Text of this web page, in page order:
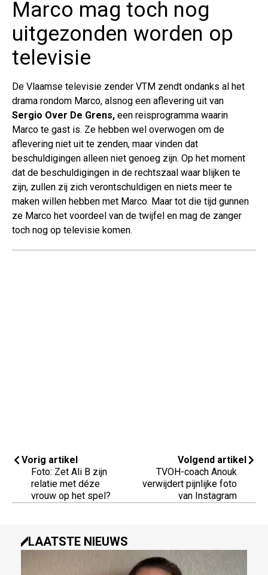
Marco mag toch nog
uitgezonden worden op
televisie
De Vlaamse televisie zender VTM zendt ondanks al het
drama rondom Marco, alsnog een aflevering uit van
Sergio Over De Grens, een reisprogramma waarin
Marco te gast is. Ze hebben wel overwogen om de
aflevering niet uit te zenden, maar vinden dat
beschuldigingen alleen niet genoeg zijn. Op het moment
dat de beschuldigingen in de rechtszaal waar blijken te
zijn, zullen zij zich verontschuldigen en niets meer te
maken willen hebben met Marco. Maar tot die tijd gunnen
ze Marco het voordeel van de twijfel en mag de zanger
toch nog op televisie komen.
Vorig artikel
Foto: Zet Ali B zijn
relatie met déze
vrouw op het spel?
Volgend artikel
TVOH-coach Anouk
verwijdert pijnlijke foto
van Instagram
LAATSTE NIEUWS